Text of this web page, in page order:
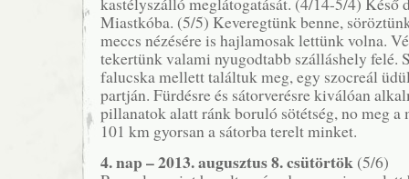
Miastkóba. (5/5) Keveregtünk benne,
meccs nézésére is hajlamosak lettünk volna.
tekertünk valami nyugodtabb szálláshely felé.
falucska mellett találtuk meg, egy szocreál
partján. Fürdésre és sátorverésre kiválóan
pillanatok alatt ránk boruló sötétség, no meg a
101 km gyorsan a sátorba terelt minket.
4. nap – 2013. augusztus 8. csütörtök (5/6)